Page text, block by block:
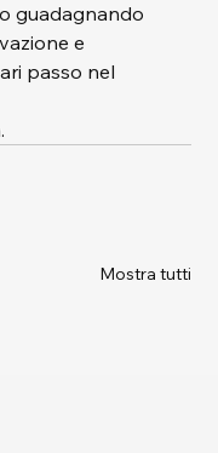
guadagnando
e
passo nel
Mostra tutti